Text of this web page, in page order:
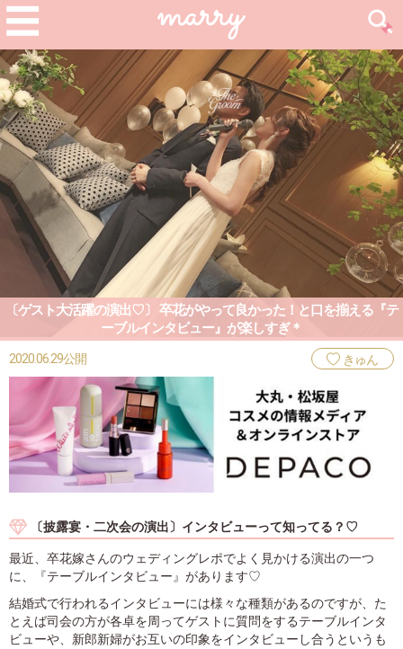
〔ゲスト大活躍の演出♡〕 卒花がやって良かった！と口を揃える『テ
ーブルインタビュー』が楽しすぎ＊
2020.06.29公開 きゅん
〔披露宴・二次会の演出〕インタビューって知ってる？♡
最近、卒花嫁さんのウェディングレポでよく見かける演出の一つ
に、『テーブルインタビュー』があります♡
結婚式で行われるインタビューには様々な種類があるのですが、た
とえば司会の方が各卓を周ってゲストに質問をするテーブルインタ
ビューや、新郎新婦がお互いの印象をインタビューし合うというも